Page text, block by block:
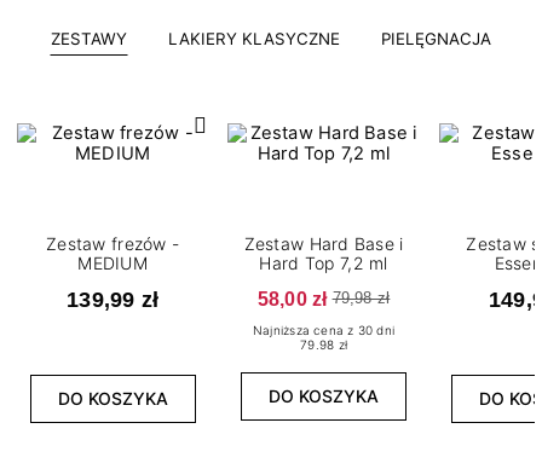
ZESTAWY LAKIERY KLASYCZNE PIELĘGNACJA
Zestaw frezów -
MEDIUM
139,99 zł
DO KOSZYKA
Zestaw Hard Base i
Hard Top 7,2 ml
58,00 zł 79,98 zł
Najniższa cena z 30 dni
79.98 zł
DO KOSZYKA
Zestaw
DO